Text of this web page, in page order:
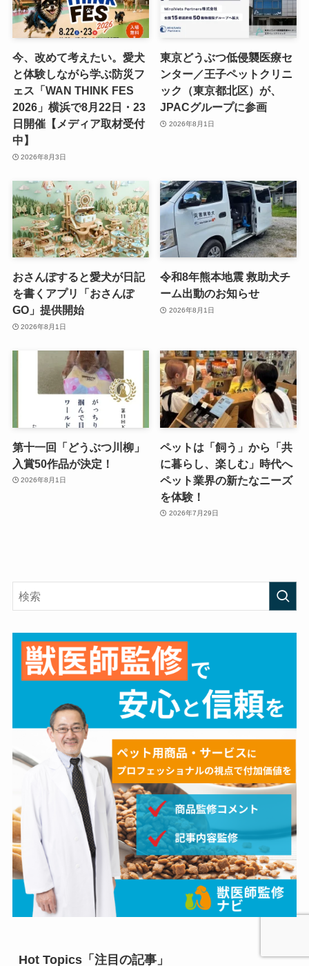
今、改めて考えたい。愛犬
と体験しながら学ぶ防災フ
ェス「WAN THINK FES
2026」横浜で8月22日・23
日開催【メディア取材受付
中】
2026年8月3日
東京どうぶつ低侵襲医療セ
ンター／王子ペットクリニ
ック（東京都北区）が、
JPACグループに参画
2026年8月1日
おさんぽすると愛犬が日記
を書くアプリ「おさんぽ
GO」提供開始
2026年8月1日
令和8年熊本地震 救助犬チ
ーム出動のお知らせ
2026年8月1日
第十一回「どうぶつ川柳」
入賞50作品が決定！
2026年8月1日
ペットは「飼う」から「共
に暮らし、楽しむ」時代へ
ペット業界の新たなニーズ
を体験！
2026年7月29日
Hot Topics「注目の記事」